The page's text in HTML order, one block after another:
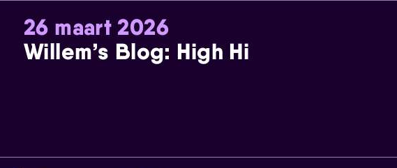
26 maart 2026
Willem’s Blog: High Hi